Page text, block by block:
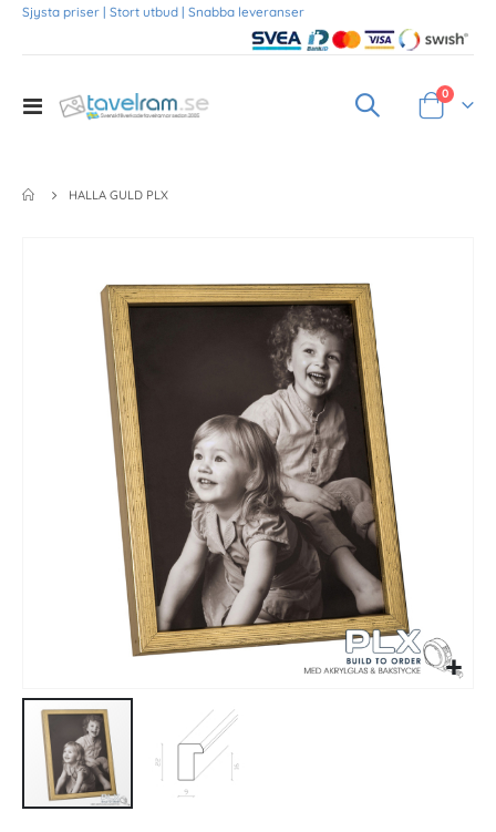
Sjysta priser | Stort utbud | Snabba leveranser
Toggle
Varukorg
0
HALLA GULD PLX